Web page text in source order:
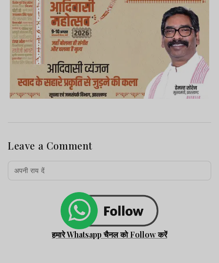
Leave a Comment
हमारे Whatsapp चैनल को Follow करें